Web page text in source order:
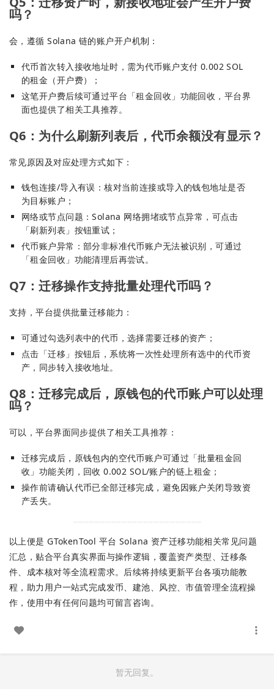
吗？
会，遵循 Solana 链的账户开户机制：
代币首次转入接收地址时，需为代币账户支付 0.002 SOL
的租金（开户费）；
这笔开户费后续可通过平台「租金回收」功能回收，平台界
面也提供了相关工具推荐。
Q6：为什么刷新列表后，代币余额没有显示？
常见原因及对应处理方式如下：
钱包连接/导入有误：核对当前连接或导入的钱包地址是否
为目标账户；
网络或节点问题：Solana 网络拥堵或节点异常，可点击
「刷新列表」按钮重试；
代币账户异常：部分非标准代币账户无法被识别，可通过
「租金回收」功能清理后再尝试。
Q7：迁移操作支持批量处理代币吗？
支持，平台提供批量迁移能力：
可通过勾选列表中的代币，选择需要迁移的资产；
点击「迁移」按钮后，系统将一次性处理所有选中的代币资
产，同步转入接收地址。
Q8：迁移完成后，原钱包的代币账户可以处理
吗？
可以，平台界面同步提供了相关工具推荐：
迁移完成后，原钱包内的空代币账户可通过「批量租金回
收」功能关闭，回收 0.002 SOL/账户的链上租金；
操作前请确认代币已全部迁移完成，避免因账户关闭导致资
产丢失。
以上便是 GTokenTool 平台 Solana 资产迁移功能相关常见问题
汇总，贴合平台真实界面与操作逻辑，覆盖资产类型、迁移条
件、成本核对等全流程需求。后续将持续更新平台各项功能教
程，助力用户一站式完成发币、建池、风控、市值管理全流程操
作，使用中有任何问题均可留言咨询。
暂无回复。